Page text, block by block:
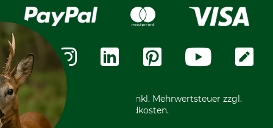
Widerrufsformular
Datenschutz
Zahlungsarten
Vorkasse
Karriere
Über uns
Messetermine
Community
International
*Alle Preise in Euro und inkl. Mehrwertsteuer zzgl.
Versandkosten.